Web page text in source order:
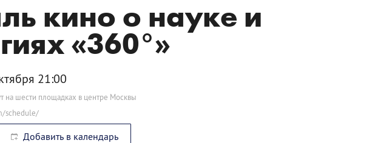
кино о науке и
«360°»
21:00
на шести площадках в центре Москвы
schedule/
Добавить в календарь